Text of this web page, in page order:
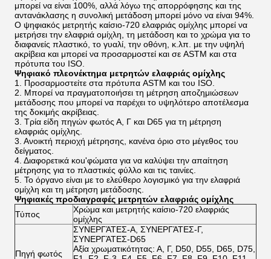
μπορεί να είναι 100%, αλλά λόγω της απορρόφησης και της
αντανάκλασης η συνολική μετάδοση μπορεί μόνο να είναι 94%.
Ο ψηφιακός μετρητής καίσιο-720 ελαφριάς ομίχλης μπορεί να
μετρήσει την ελαφριά ομίχλη, τη μετάδοση και το χρώμα για το
διαφανείς πλαστικό, το γυαλί, την οθόνη, κ.λπ. με την υψηλή
ακρίβεια και μπορεί να προσαρμοστεί και σε ASTM και στα
πρότυπα του ISO.
Ψηφιακό πλεονέκτημα μετρητών ελαφριάς ομίχλης
1. Προσαρμοστείτε στα πρότυπα ASTM και του ISO.
2. Μπορεί να πραγματοποιήσει τη μέτρηση αποζημιώσεων
μετάδοσης που μπορεί να παρέχει το υψηλότερο αποτέλεσμα
της δοκιμής ακρίβειας.
3. Τρία είδη πηγών φωτός Α, Γ και D65 για τη μέτρηση
ελαφριάς ομίχλης.
3. Ανοικτή περιοχή μέτρησης, κανένα όριο στο μέγεθος του
δείγματος.
4. Διαφορετικά κοu'φώματα για να καλύψει την απαίτηση
μέτρησης για το πλαστικές φύλλο και τις ταινίες.
5. Το όργανο είναι με το ελεύθερο λογισμικό για την ελαφριά
ομίχλη και τη μέτρηση μετάδοσης.
Ψηφιακές προδιαγραφές μετρητών ελαφριάς ομίχλης
Τύπος
Χρώμα και μετρητής καίσιο-720 ελαφριάς
ομίχλης
Πηγή φωτός
ΣΥΝΕΡΓΆΤΕΣ-Α, ΣΥΝΕΡΓΆΤΕΣ-Γ,
ΣΥΝΕΡΓΆΤΕΣ-D65
Αξία χρωματικότητας: Α, Γ, D50, D55, D65, D75,